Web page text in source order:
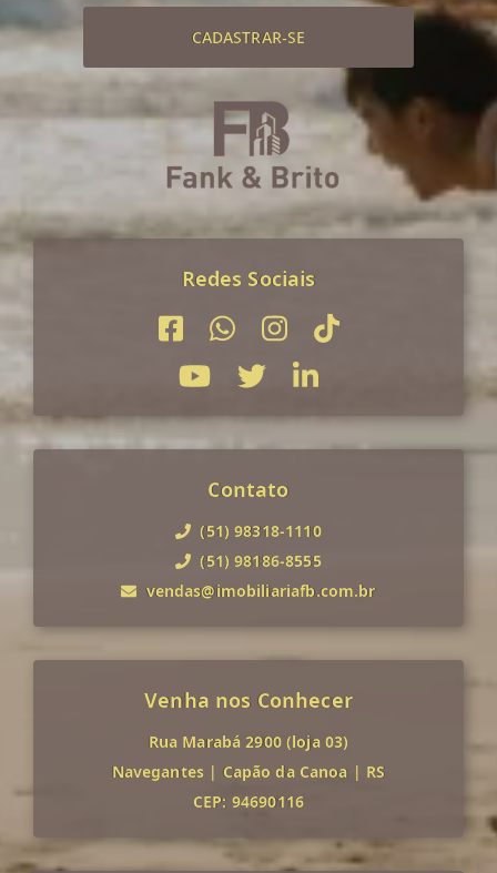
CADASTRAR-SE
Redes Sociais
Contato
(51) 98318-1110
(51) 98186-8555
vendas@imobiliariafb.com.br
Venha nos Conhecer
Rua Marabá 2900 (loja 03)
Navegantes | Capão da Canoa | RS
CEP: 94690116